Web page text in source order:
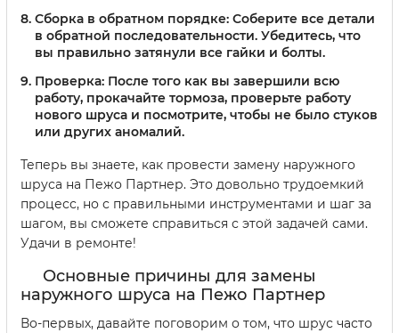
Сборка в обратном порядке: Соберите все детали
в обратной последовательности. Убедитесь, что
вы правильно затянули все гайки и болты.
Проверка: После того как вы завершили всю
работу, прокачайте тормоза, проверьте работу
нового шруса и посмотрите, чтобы не было стуков
или других аномалий.
Теперь вы знаете, как провести замену наружного
шруса на Пежо Партнер. Это довольно трудоемкий
процесс, но с правильными инструментами и шаг за
шагом, вы сможете справиться с этой задачей сами.
Удачи в ремонте!
Основные причины для замены
наружного шруса на Пежо Партнер
Во-первых, давайте поговорим о том, что шрус часто